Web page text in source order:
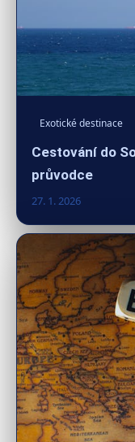
Exotické destinace
Cestování do
průvodce
27. 1. 2026